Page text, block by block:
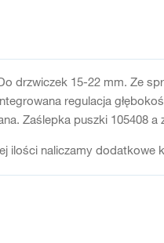
drzwiczek 15-22 mm. Ze
regulacja
Zaślepka puszki 105408
ilości naliczamy dodatkowe